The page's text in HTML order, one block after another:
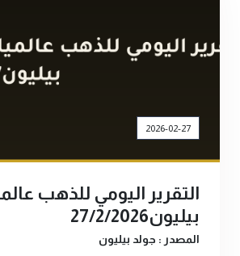
2026-02-27
التقرير اليومي للذهب
بيليون27/2/2026
المصدر : جولد بيليون